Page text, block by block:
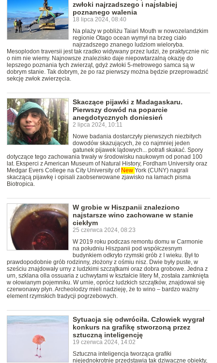
zwłoki najrzadszego i najsłabiej
poznanego walenia
18 lipca 2024, 08:40
Na plaży w pobliżu Taiari Mouth w nowozelandzkim
regionie Otago ocean wymył na brzeg ciało
najrzadszego znanego ludziom wieloryba.
Mesoplodon traversii jest tak rzadko widywany przez ludzi, że praktycznie nic
o nim nie wiemy. Najnowsze znalezisko daje niepowtarzalną okazję do
lepszego poznania tych zwierząt, gdyż zwłoki 5-metrowego samca są w
dobrym stanie. Tak dobrym, że po raz pierwszy można będzie przeprowadzić
sekcję zwłok zwierzęcia.
Skaczące pijawki z Madagaskaru.
Pierwszy dowód na poparcie
anegdotycznych doniesień
2 lipca 2024, 10:11
Nowe badania dostarczyły pierwszych niezbitych
dowodów skazujących, że co najmniej jeden
gatunek pijawek lądowych... potrafi skakać. Spory
dotyczące tego zachowania trwały w środowisku naukowym od ponad 100
lat. Eksperci z American Museum of Natural History, Fordham University oraz
Medgar Evers College na City University of New York (CUNY) nagrali
skaczącą pijawkę i opisali zaobserwowane zjawisko na łamach pisma
Biotropica.
W grobie w Hiszpanii znaleziono
najstarsze wino zachowane w stanie
ciekłym
25 czerwca 2024, 08:23
W 2019 roku podczas remontu domu w Carmonie
na południu Hiszpanii pod współczesnym
budynkiem odkryto rzymski grób z I wieku. Był to
prawdopodobnie grób rodzinny, złożony z ośmiu nisz. Dwie były puste, w
sześciu znajdowały urny z ludzkimi szczątkami oraz dobra grobowe. Jedna z
urn, szklana olla ossuaria z uchwytami w kształcie litery M, została zamknięta
w ołowianym pojemniku. W urnie, oprócz ludzkich szczątków, znajdował się
czerwonawy płyn. Archeolodzy mieli nadzieję, że to wino – bardzo ważny
element rzymskich tradycji pogrzebowych.
Sytuacja się odwróciła. Człowiek wygrał
konkurs na grafikę stworzoną przez
sztuczną inteligencję
19 czerwca 2024, 14:02
Sztuczna inteligencja tworząca grafiki
niejednokrotnie przedstawia tak dziwaczne obiekty,